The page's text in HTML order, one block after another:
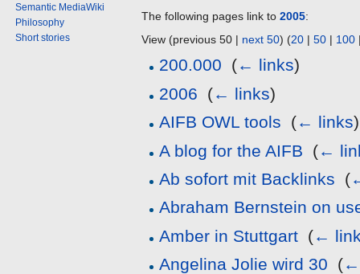
The following pages link to 2005:
View (previous 50 | next 50) (20 | 50 | 100
200.000 (← links)
2006 (← links)
AIFB OWL tools (← links)
A blog for the AIFB (←
Ab sofort mit Backlinks (
Abraham Bernstein on
Amber in Stuttgart (←
Angelina Jolie wird 30 (
Semantic MediaWiki
Philosophy
Short stories